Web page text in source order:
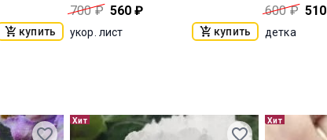
купить
700₽ 560 ₽
укор. лист купить
600₽ 510
детка
Хит Хит